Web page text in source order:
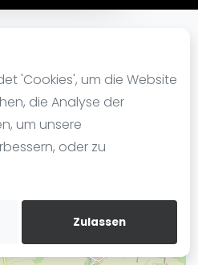
'Cookies', um die Website
die Analyse der
um unsere
oder zu
Zulassen